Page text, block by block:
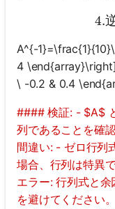
4.
A^{-
4
\ -0.2 & 0.4
#### 検証: - $A$
列であることを確
間違い: - ゼロ行
場合、行列は特異
エラー: 行列式と
を避けてください